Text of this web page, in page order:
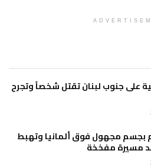
على جنوب لبنان تقتل شخصاً وتجرح
بجسم مجهول فوق ألمانيا وتهبط
مسيرة مفخخة